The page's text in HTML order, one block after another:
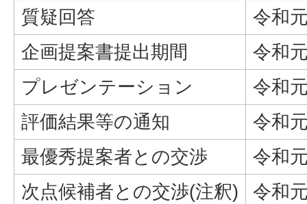
質疑回答
令和
企画提案書提出期間
令和
プレゼンテーション
令和
評価結果等の通知
令和
最優秀提案者との交渉
令和
次点候補者との交渉(注釈)
令和